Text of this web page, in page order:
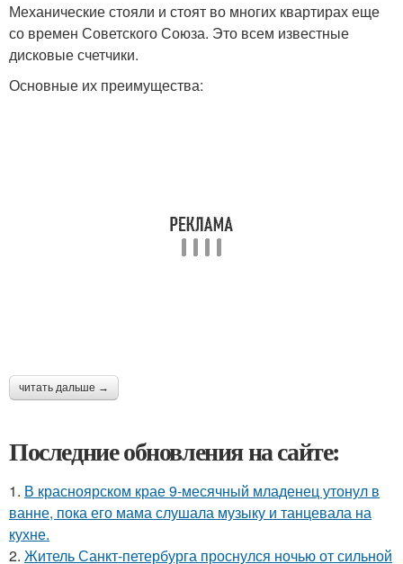
Механические стояли и стоят во многих квартирах еще
со времен Советского Союза. Это всем известные
дисковые счетчики.
Основные их преимущества:
читать дальше →
Последние обновления на сайте:
1. В красноярском крае 9-месячный младенец утонул в
ванне, пока его мама слушала музыку и танцевала на
кухне.
2. Житель Санкт-петербурга проснулся ночью от сильной